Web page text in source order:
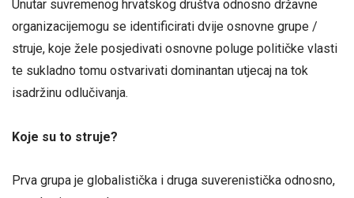
Unutar suvremenog hrvatskog društva odnosno državne
organizacijemogu se identificirati dvije osnovne grupe /
struje, koje žele posjedivati osnovne poluge političke vlasti
te sukladno tomu ostvarivati dominantan utjecaj na tok
isadržinu odlučivanja.
Koje su to struje?
Prva grupa je globalistička i druga suverenistička odnosno,